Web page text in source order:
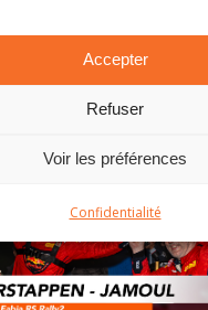
Accepter
Refuser
Voir les préférences
Confidentialité